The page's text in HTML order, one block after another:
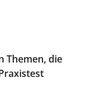
Themen, die